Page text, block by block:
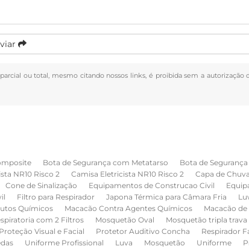
ou total, mesmo citando nossos links, é proibida sem a
Bota de Segurança com Metatarso
Bota de
NR10 Risco 2 Camisa Eletricista NR10 Risco 2
Capa de Chuva
Cone de Sinalização Equipamentos de Construcao Civil
Filtro para Respirador Japona Térmica para Câmara Fria
Químicos Macacão Contra Agentes Químicos
Macacão de
com 2 Filtros Mosquetão Oval Mosquetão tripla trava
Proteção Visual e Facial Protetor Auditivo Concha
Respirador
Uniforme Profissional Luva Mosquetão Uniforme